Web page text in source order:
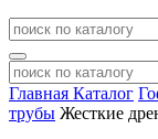
Главная Каталог
трубы Жесткие